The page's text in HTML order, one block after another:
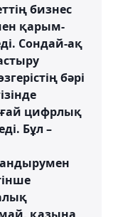
бизнес
қарым-
Сондай-ақ
бәрі
цифрлық
Бұл –
қазына